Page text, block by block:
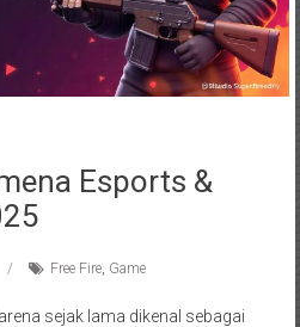
Esports &
Free Fire, Game
sejak lama dikenal sebagai